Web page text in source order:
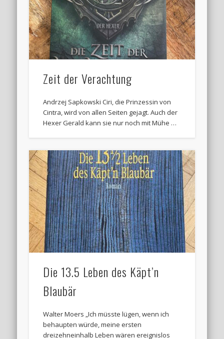
Zeit der Verachtung
Andrzej Sapkowski Ciri, die Prinzessin von
Cintra, wird von allen Seiten gejagt. Auch der
Hexer Gerald kann sie nur noch mit Mühe …
Die 13.5 Leben des Käpt’n
Blaubär
Walter Moers „Ich müsste lügen, wenn ich
behaupten würde, meine ersten
dreizehneinhalb Leben wären ereignislos